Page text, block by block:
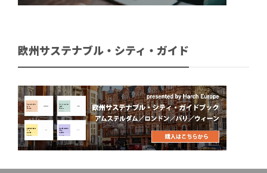
欧州サステナブル・シティ・ガイド